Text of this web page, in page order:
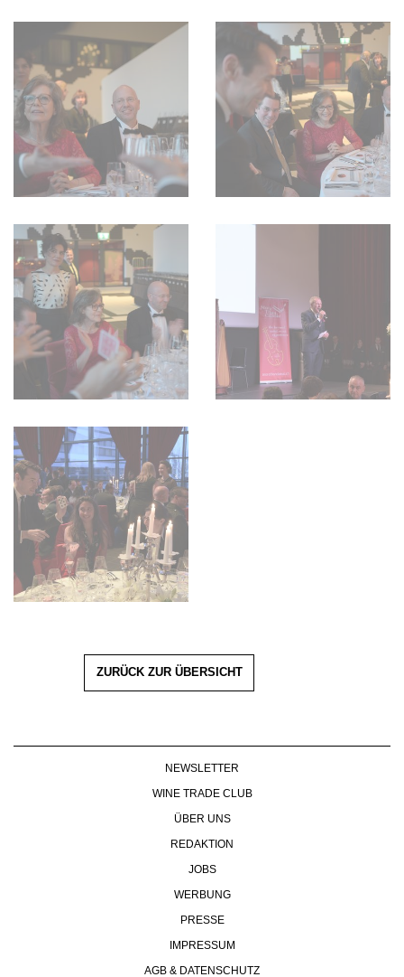
ZURÜCK ZUR ÜBERSICHT
NEWSLETTER
WINE TRADE CLUB
ÜBER UNS
REDAKTION
JOBS
WERBUNG
PRESSE
IMPRESSUM
AGB & DATENSCHUTZ